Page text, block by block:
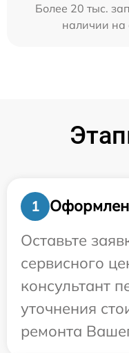
Более 20 тыс.
наличии на
1
Оставьте
сервисного
консультант
уточнения
ремонта